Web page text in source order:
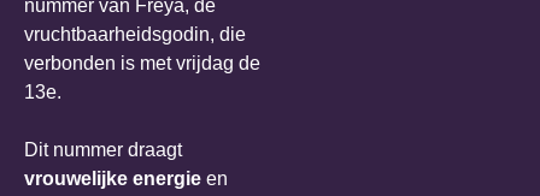
nummer van Freya, de
vruchtbaarheidsgodin, die
verbonden is met vrijdag de
13e.
Dit nummer draagt
vrouwelijke energie en